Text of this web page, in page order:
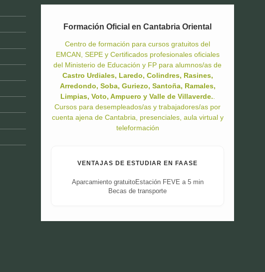
Formación Oficial en Cantabria Oriental
Centro de formación para cursos gratuitos del
EMCAN, SEPE y Certificados profesionales oficiales
del Ministerio de Educación y FP para alumnos/as de
Castro Urdiales, Laredo, Colindres, Rasines,
Arredondo, Soba, Guriezo, Santoña, Ramales,
Limpias, Voto, Ampuero y Valle de Villaverde..
Cursos para desempleados/as y trabajadores/as por
cuenta ajena de Cantabria, presenciales, aula virtual y
teleformación
VENTAJAS DE ESTUDIAR EN FAASE
Aparcamiento gratuitoEstación FEVE a 5 min
Becas de transporte